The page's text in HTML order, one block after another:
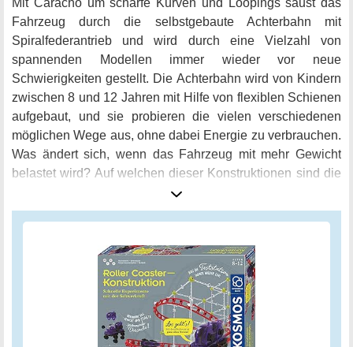
Mit Caracho um scharfe Kurven und Loopings saust das
Fahrzeug durch die selbstgebaute Achterbahn mit
Spiralfederantrieb und wird durch eine Vielzahl von
spannenden Modellen immer wieder vor neue
Schwierigkeiten gestellt. Die Achterbahn wird von Kindern
zwischen 8 und 12 Jahren mit Hilfe von flexiblen Schienen
aufgebaut, und sie probieren die vielen verschiedenen
möglichen Wege aus, ohne dabei Energie zu verbrauchen.
Was ändert sich, wenn das Fahrzeug mit mehr Gewicht
belastet wird? Auf welchen dieser Konstruktionen sind die
verschiedenen physikalischen Phänomene für die direkte
persönliche Erfahrung verfügbar? Rekonstruieren Sie und
Es spielt keine Rolle, ob Sie den freien Fall, die
Beschleunigung oder die Schwerkraft erleben: Durch die
aufregende Natur von Achterbahnen wird das Lernen über
Physik nie langweilig. Die Anleitungen sind hilfreich, um
sich sowohl die Modelle als auch die durchzuführenden
Tests vorzustellen. In dem Kosmos Achterbahn-Bauspiel